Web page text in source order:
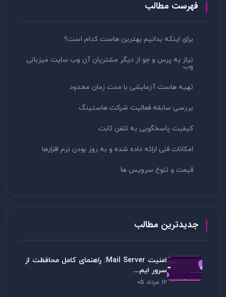
فهرست مطالب
برای اینکه بدانیم بهترین هاست کدام است؟
نیاز به پرس و جو از دیگر مشتریان آن وب سایت میزبانی
وب
تهیه هاست آزمایشی با مدت زمان محدود
بررسی سابقه فعالیت شرکت هاستینگ
کیفیت پاسخگویی به تلفن ثابت
امکانات فنی ارائه داده شده و به روز بودن نرم افزارها
قیمت و تنوع سرویس ها
جدیدترین مطالب
امنیت Mail Server: راهنمای کامل محافظت از
سرور ایم...
12 مرداد 05